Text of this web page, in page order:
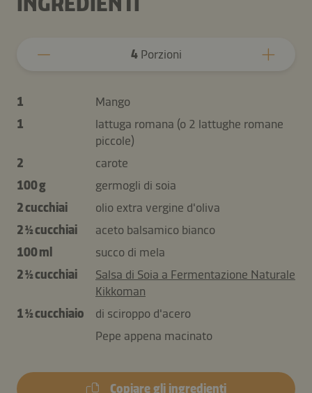
4Porzioni
1
Mango
1
lattuga romana (o 2 lattughe romane
piccole)
2
carote
100 g
germogli di soia
2 cucchiai
olio extra vergine d'oliva
2 ½ cucchiai
aceto balsamico bianco
100 ml
succo di mela
2 ½ cucchiai
Salsa di Soia a Fermentazione Naturale
Kikkoman
1 ½ cucchiaio
di sciroppo d'acero
Pepe appena macinato
Copiare gli ingredienti